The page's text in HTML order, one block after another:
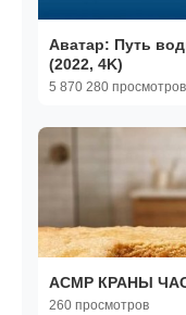
Аватар: Путь
(2022, 4K)
5 870 280 просмотров
АСМР КРАНЫ
260 просмотров